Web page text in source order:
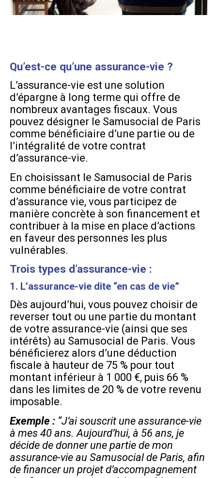
Qu’est-ce qu’une assurance-vie ?
L’assurance-vie est une solution
d’épargne à long terme qui offre de
nombreux avantages fiscaux. Vous
pouvez désigner le Samusocial de Paris
comme bénéficiaire d’une partie ou de
l’intégralité de votre contrat
d’assurance-vie.
En choisissant le Samusocial de Paris
comme bénéficiaire de votre contrat
d’assurance vie, vous participez de
manière concrète à son financement et
contribuer à la mise en place d’actions
en faveur des personnes les plus
vulnérables.
Trois types d’assurance-vie :
1. L’assurance-vie dite “en cas de vie”
Dès aujourd’hui, vous pouvez choisir de
reverser tout ou une partie du montant
de votre assurance-vie (ainsi que ses
intérêts) au Samusocial de Paris. Vous
bénéficierez alors d’une déduction
fiscale à hauteur de 75 % pour tout
montant inférieur à 1 000 €, puis 66 %
dans les limites de 20 % de votre revenu
imposable.
Exemple : “J’ai souscrit une assurance-vie
à mes 40 ans. Aujourd’hui, à 56 ans, je
décide de donner une partie de mon
assurance-vie au Samusocial de Paris, afin
de financer un projet d’accompagnement